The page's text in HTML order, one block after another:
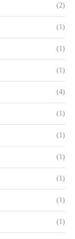
(2)
(1)
(1)
(1)
(4)
(1)
(1)
(1)
(1)
(1)
(1)